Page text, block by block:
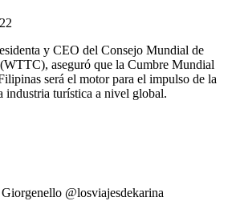
y CEO del Consejo Mundial de
aseguró que la Cumbre Mundial
será el motor para el impulso de la
industria turística a nivel global.
@losviajesdekarina